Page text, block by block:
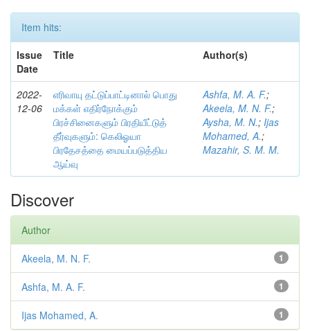
Item hits:
Issue
Date
Title Author(s)
2022-
12-06
எரிவாயு தட்டுப்பாட்டினால் பொது
மக்கள் எதிர்நோக்கும்
பிரச்சினைகளும் பிரதியீட்டுத்
தீர்வுகளும்: கெலிஓயா
பிரதேசத்தை மையப்படுத்திய
ஆய்வு
Ashfa, M. A. F.;
Akeela, M. N. F.;
Aysha, M. N.; Ijas
Mohamed, A.;
Mazahir, S. M. M.
Discover
Author
1
Akeela, M. N. F.
1
Ashfa, M. A. F.
1
Ijas Mohamed, A.